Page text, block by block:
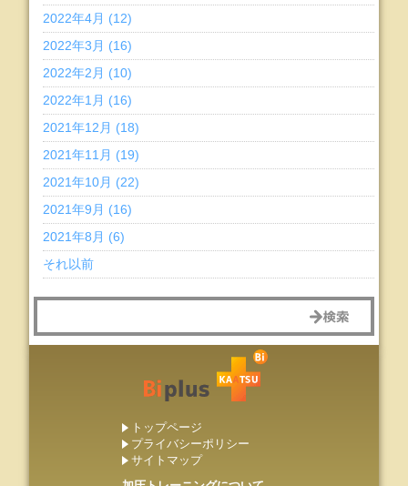
2022年4月 (12)
2022年3月 (16)
2022年2月 (10)
2022年1月 (16)
2021年12月 (18)
2021年11月 (19)
2021年10月 (22)
2021年9月 (16)
2021年8月 (6)
それ以前
トップページ
プライバシーポリシー
サイトマップ